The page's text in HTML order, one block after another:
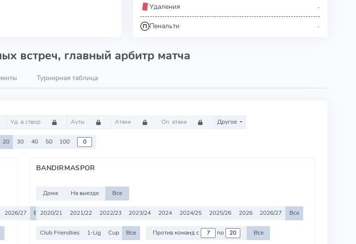
Удаления -
Пенальти -
встреч, главный арбитр матча
Турнирная таблица
Уд. в створ Ауты Атаки Оп. атаки Другое
20 30 40 50 100
2026/27 Все
BANDIRMASPOR
Дома На выезде Все
2020/21 2021/22 2022/23 2023/24 2024 2024/25 2025/26 2026 2026/27 Все
Club Friendlies 1-Lig Cup Все Против команд с по Все